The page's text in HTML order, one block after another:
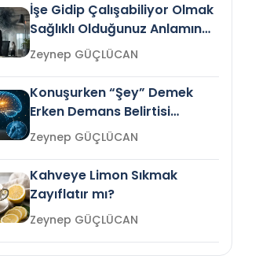
İşe Gidip Çalışabiliyor Olmak
Sağlıklı Olduğunuz Anlamına
Gelir mi?Zeynep GÜÇLÜCAN
Konuşurken “Şey” Demek
Erken Demans Belirtisi
Olabilir mi?Zeynep GÜÇLÜCAN
Kahveye Limon Sıkmak
Zayıflatır mı?
Zeynep GÜÇLÜCAN